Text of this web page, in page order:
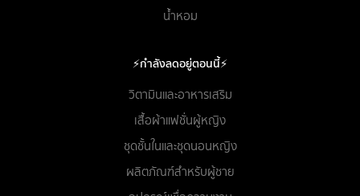
น้ำหอม
⚡กำลังลดอยู่ตอนนี้⚡
วิตามินและอาหารเสริม
เสื้อผ้าแฟชั่นผู้หญิง
ชุดชั้นในและชุดนอนหญิง
ผลิตภัณฑ์สำหรับผู้ชาย